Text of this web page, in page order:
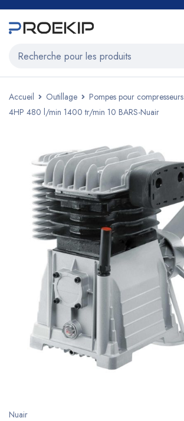
Accueil Outillage Pompes pour compresseurs
4HP 480 l/min 1400 tr/min 10 BARS-Nuair
Nuair